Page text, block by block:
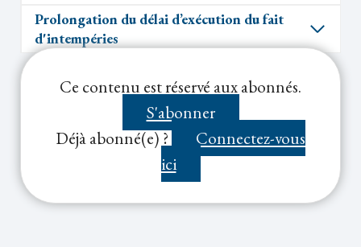
Prolongation du délai d’exécution du fait
d'intempéries
Notes de bas de page :
Ce contenu est réservé aux abonnés.
S'abonner
Déjà abonné(e) ?
Connectez-vous
ici